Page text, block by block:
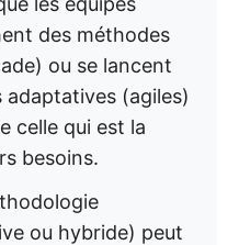
des méthodes
ou se lancent
(agiles)
celle qui est la
besoins.
ou hybride) peut